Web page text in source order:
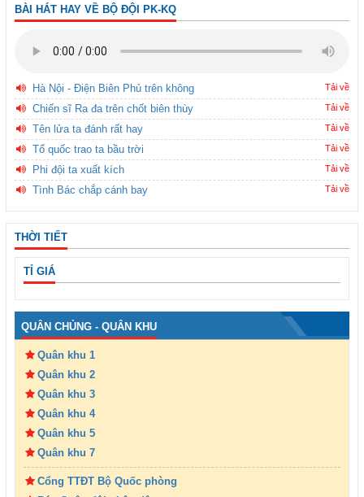
BÀI HÁT HAY VỀ BỘ ĐỘI PK-KQ
Hà Nội - Điện Biên Phủ trên không Tải về
Chiến sĩ Ra đa trên chốt biên thùy Tải về
Tên lửa ta đánh rất hay Tải về
Tổ quốc trao ta bầu trời Tải về
Phi đội ta xuất kích Tải về
Tình Bác chắp cánh bay Tải về
THỜI TIẾT
TỈ GIÁ
QUÂN CHỦNG - QUÂN KHU
Quân khu 1
Quân khu 2
Quân khu 3
Quân khu 4
Quân khu 5
Quân khu 7
Cổng TTĐT Bộ Quốc phòng